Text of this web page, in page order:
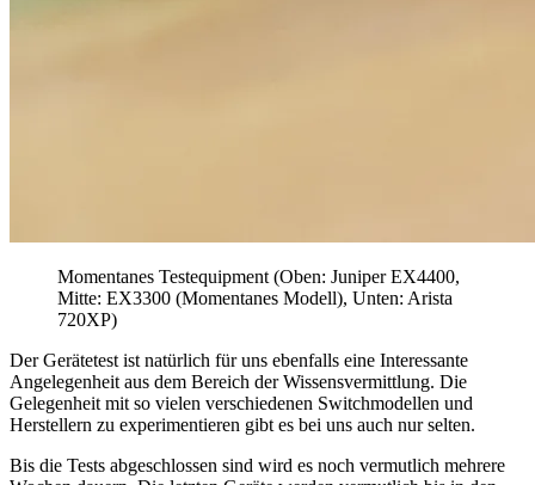
Momentanes Testequipment (Oben: Juniper EX4400,
Mitte: EX3300 (Momentanes Modell), Unten: Arista
720XP)
Der Gerätetest ist natürlich für uns ebenfalls eine Interessante
Angelegenheit aus dem Bereich der Wissensvermittlung. Die
Gelegenheit mit so vielen verschiedenen Switchmodellen und
Herstellern zu experimentieren gibt es bei uns auch nur selten.
Bis die Tests abgeschlossen sind wird es noch vermutlich mehrere